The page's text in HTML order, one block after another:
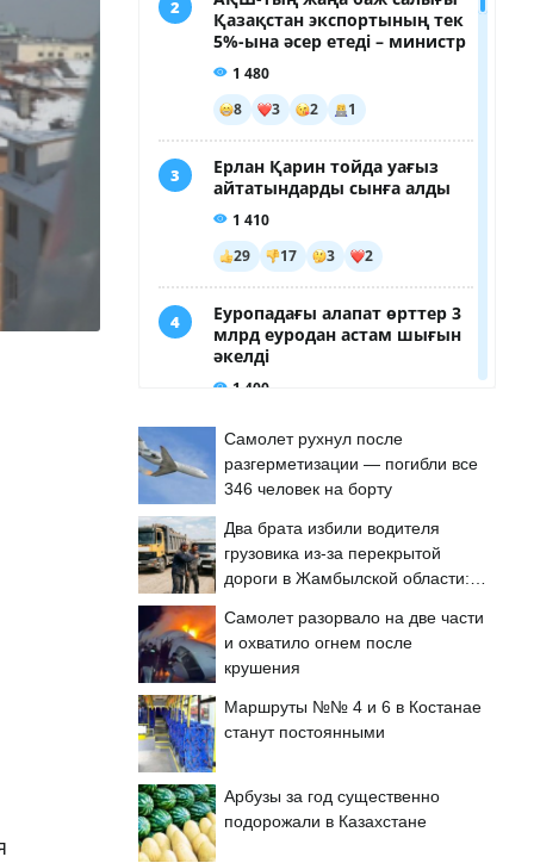
Самолет рухнул после
разгерметизации — погибли все
346 человек на борту
Два брата избили водителя
грузовика из-за перекрытой
дороги в Жамбылской области:
Самолет разорвало на две части
и охватило огнем после
крушения
Маршруты №№ 4 и 6 в Костанае
станут постоянными
Арбузы за год существенно
подорожали в Казахстане